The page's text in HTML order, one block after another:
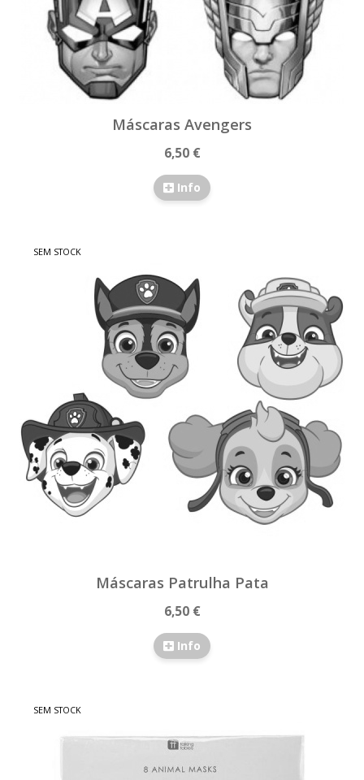
Máscaras Avengers
6,50 €
Info
SEM STOCK
Máscaras Patrulha Pata
6,50 €
Info
SEM STOCK